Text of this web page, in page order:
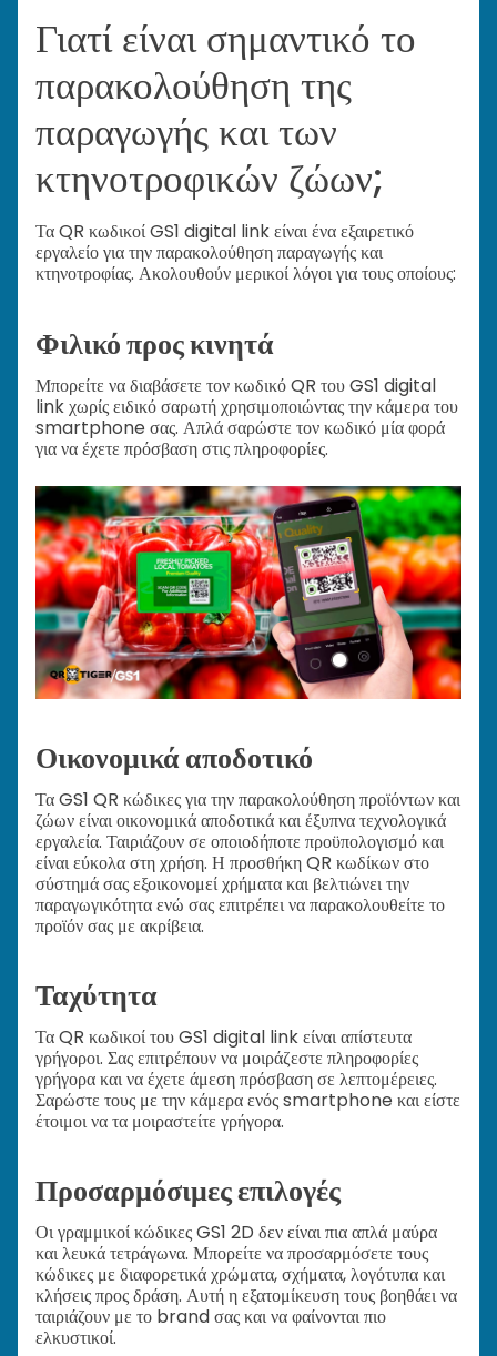
Γιατί είναι σημαντικό το
παρακολούθηση της
παραγωγής και των
κτηνοτροφικών ζώων;
Τα QR κωδικοί GS1 digital link είναι ένα εξαιρετικό
εργαλείο για την παρακολούθηση παραγωγής και
κτηνοτροφίας. Ακολουθούν μερικοί λόγοι για τους οποίους:
Φιλικό προς κινητά
Μπορείτε να διαβάσετε τον κωδικό QR του GS1 digital
link χωρίς ειδικό σαρωτή χρησιμοποιώντας την κάμερα του
smartphone σας. Απλά σαρώστε τον κωδικό μία φορά
για να έχετε πρόσβαση στις πληροφορίες.
Οικονομικά αποδοτικό
Τα GS1 QR κώδικες για την παρακολούθηση προϊόντων και
ζώων είναι οικονομικά αποδοτικά και έξυπνα τεχνολογικά
εργαλεία. Ταιριάζουν σε οποιοδήποτε προϋπολογισμό και
είναι εύκολα στη χρήση. Η προσθήκη QR κωδίκων στο
σύστημά σας εξοικονομεί χρήματα και βελτιώνει την
παραγωγικότητα ενώ σας επιτρέπει να παρακολουθείτε το
προϊόν σας με ακρίβεια.
Ταχύτητα
Τα QR κωδικοί του GS1 digital link είναι απίστευτα
γρήγοροι. Σας επιτρέπουν να μοιράζεστε πληροφορίες
γρήγορα και να έχετε άμεση πρόσβαση σε λεπτομέρειες.
Σαρώστε τους με την κάμερα ενός smartphone και είστε
έτοιμοι να τα μοιραστείτε γρήγορα.
Προσαρμόσιμες επιλογές
Οι γραμμικοί κώδικες GS1 2D δεν είναι πια απλά μαύρα
και λευκά τετράγωνα. Μπορείτε να προσαρμόσετε τους
κώδικες με διαφορετικά χρώματα, σχήματα, λογότυπα και
κλήσεις προς δράση. Αυτή η εξατομίκευση τους βοηθάει να
ταιριάζουν με το brand σας και να φαίνονται πιο
ελκυστικοί.